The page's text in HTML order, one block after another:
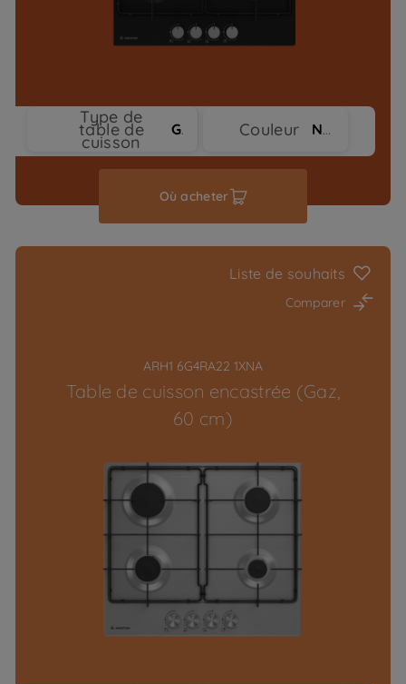
Type de
table de
cuisson
Couleur Noir
Où acheter
Liste de souhaits
Comparer
ARH1 6G4RA22 1XNA
Table de cuisson encastrée (Gaz,
60 cm)